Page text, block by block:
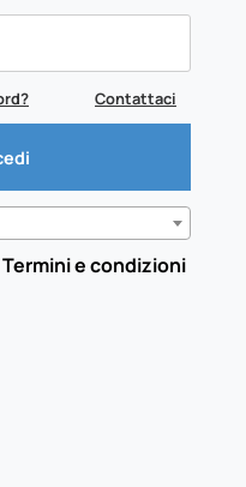
Contattaci
Termini e condizioni